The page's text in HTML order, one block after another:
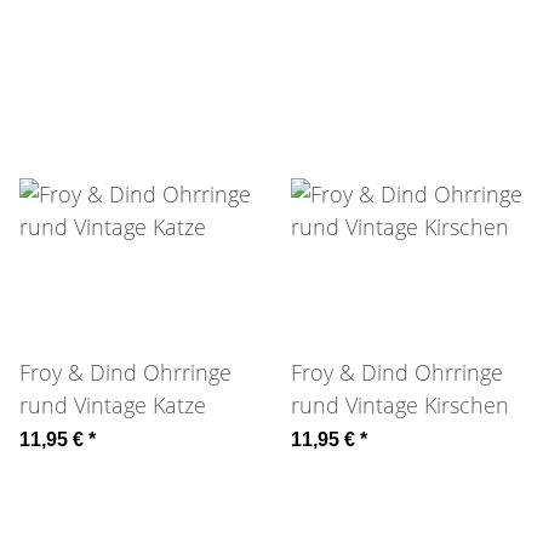
Froy & Dind Ohrringe
rund Vintage Katze
11,95 € *
Froy & Dind Ohrringe
rund Vintage Kirschen
11,95 € *